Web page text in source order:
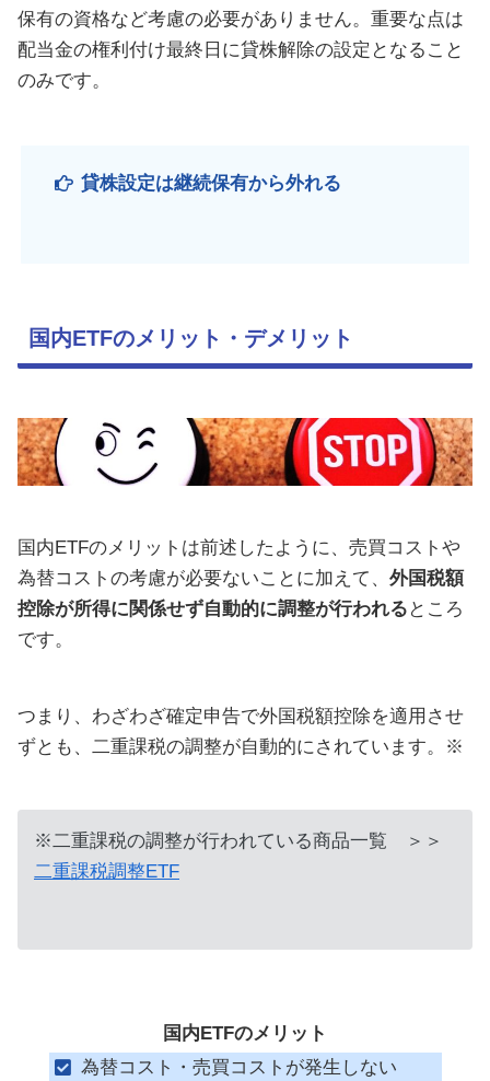
保有の資格など考慮の必要がありません。重要な点は
配当金の権利付け最終日に貸株解除の設定となること
のみです。
貸株設定は継続保有から外れる
国内ETFのメリット・デメリット
国内ETFのメリットは前述したように、売買コストや
為替コストの考慮が必要ないことに加えて、 外国税額
控除が所得に関係せず自動的に調整が行われる ところ
です。
つまり、わざわざ確定申告で外国税額控除を適用させ
ずとも、二重課税の調整が自動的にされています。※
※二重課税の調整が行われている商品一覧 ＞＞
二重課税調整ETF
国内ETFのメリット
為替コスト・売買コストが発生しない